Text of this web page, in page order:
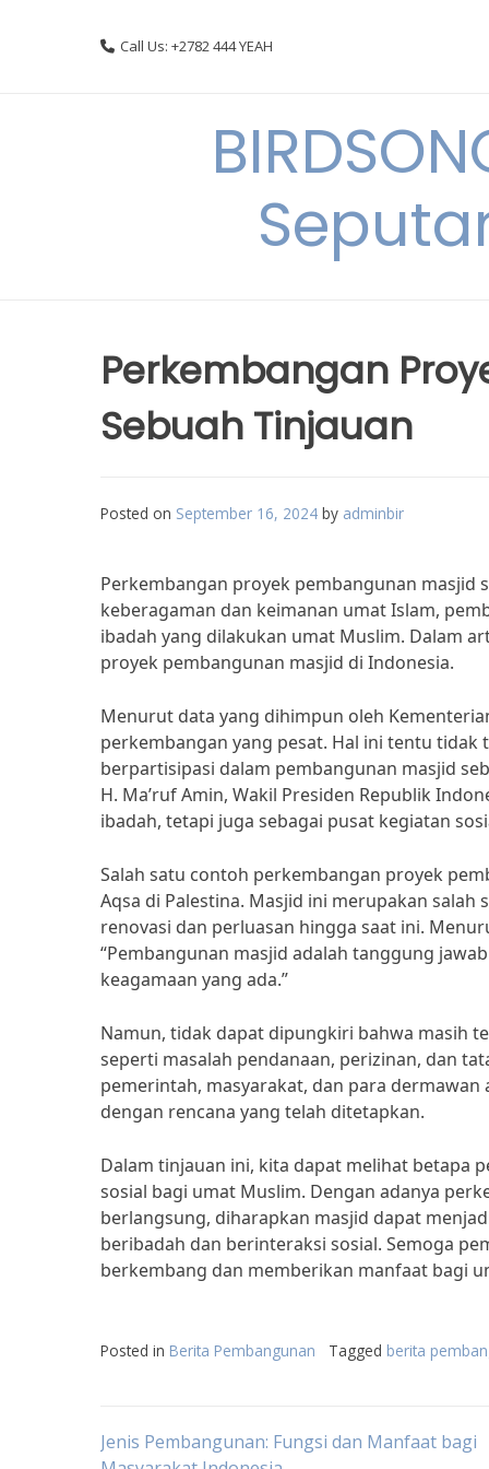
Call Us: +2782 444 YEAH
Perkembangan
Sebuah Tinjauan
Posted on September 16, 2024 by adminbir
Perkembangan proyek pembangunan masjid
keberagaman dan keimanan umat Islam,
ibadah yang dilakukan umat Muslim. Dalam
proyek pembangunan masjid di Indonesia.
Menurut data yang dihimpun oleh
perkembangan yang pesat. Hal ini tentu
berpartisipasi dalam pembangunan masjid
H. Ma’ruf Amin, Wakil Presiden Republik
ibadah, tetapi juga sebagai pusat kegiatan
Salah satu contoh perkembangan proyek
Aqsa di Palestina. Masjid ini merupakan
renovasi dan perluasan hingga saat ini.
“Pembangunan masjid adalah tanggung
keagamaan yang ada.”
Namun, tidak dapat dipungkiri bahwa masih
seperti masalah pendanaan, perizinan, dan
pemerintah, masyarakat, dan para
dengan rencana yang telah ditetapkan.
Dalam tinjauan ini, kita dapat melihat betapa
sosial bagi umat Muslim. Dengan adanya
berlangsung, diharapkan masjid dapat
beribadah dan berinteraksi sosial. Semoga
berkembang dan memberikan manfaat bagi
Posted in Berita Pembangunan Tagged berita
Post
Jenis Pembangunan: Fungsi dan Manfaat bagi